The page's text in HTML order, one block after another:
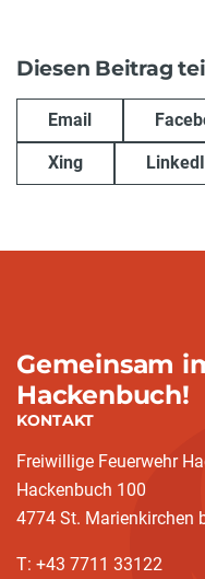
Diesen Beitrag
Email
Xing
Gemeinsam
Hackenbuch!
KONTAKT
Freiwillige Feuerwehr
Hackenbuch 100
4774 St. Marienkirchen
T: +43 7711 33122